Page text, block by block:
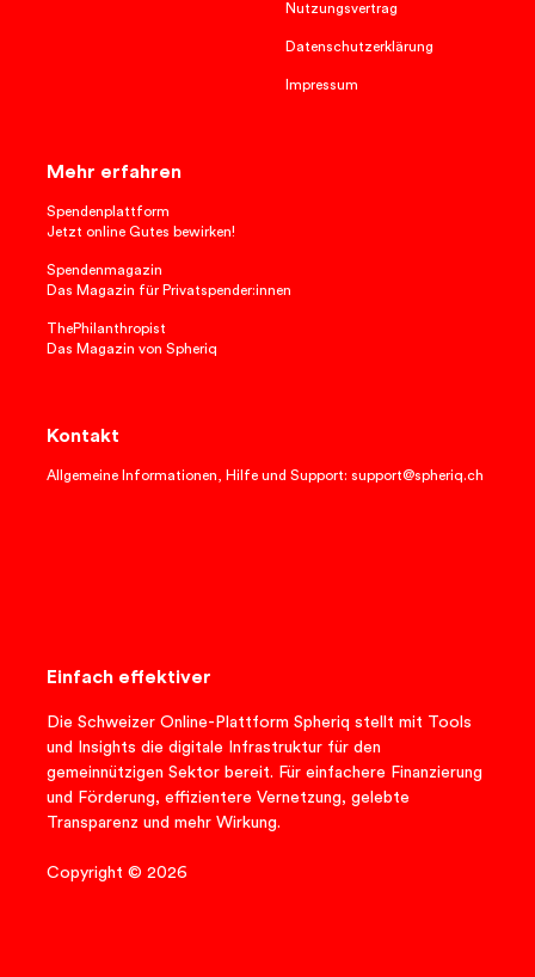
Nutzungsvertrag
Datenschutzerklärung
Impressum
Mehr erfahren
Spendenplattform
Jetzt online Gutes bewirken!
Spendenmagazin
Das Magazin für Privatspender:innen
ThePhilanthropist
Das Magazin von Spheriq
Kontakt
Allgemeine Informationen, Hilfe und Support: support@spheriq.ch
Einfach effektiver
Die Schweizer Online-Plattform Spheriq stellt mit Tools
und Insights die digitale Infrastruktur für den
gemeinnützigen Sektor bereit. Für einfachere Finanzierung
und Förderung, effizientere Vernetzung, gelebte
Transparenz und mehr Wirkung.
Copyright © 2026